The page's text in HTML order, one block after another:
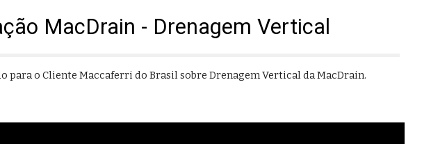
MacDrain - Drenagem Vertical
o Cliente Maccaferri do Brasil sobre Drenagem Vertical da MacDrain.